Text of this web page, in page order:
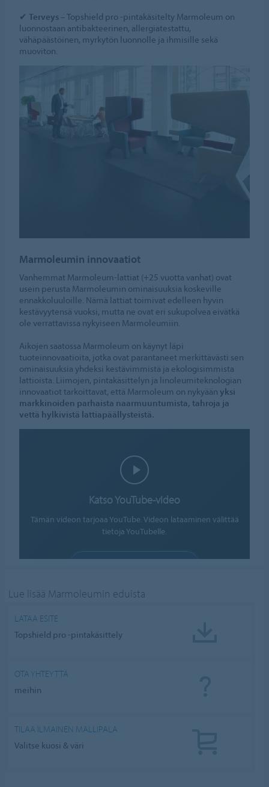
✔Terveys – Topshield pro -pintakäsitelty Marmoleum on
luonnostaan antibakteerinen, allergiatestattu,
vähäpäästöinen, myrkytön luonnolle ja ihmisille sekä
muoviton.
Marmoleumin innovaatiot
Vanhemmat Marmoleum-lattiat (+25 vuotta vanhat) ovat
usein perusta Marmoleumin ominaisuuksia koskeville
ennakkoluuloille. Nämä lattiat toimivat edelleen hyvin
kestävyytensä vuoksi, mutta ne ovat eri sukupolvea eivätkä
ole verrattavissa nykyiseen Marmoleumiin.
Aikojen saatossa Marmoleum on käynyt läpi
tuoteinnovaatioita, jotka ovat parantaneet merkittävästi sen
ominaisuuksia yhdeksi kestävimmistä ja ekologisimmista
lattioista. Liimojen, pintakäsittelyn ja linoleumiteknologian
innovaatiot tarkoittavat, että Marmoleum on nykyäänyksi
markkinoiden parhaista naarmuuntumista, tahroja ja
vettä hylkivistä lattiapäällysteistä.
Katso YouTube-video
Tämän videon tarjoaa YouTube. Videon lataaminen välittää
tietoja YouTubelle.
Lue lisää Marmoleumin eduista
LATAA ESITE
Topshield pro -pintakäsittely
OTA YHTEYTTÄ
meihin
TILAA ILMAINEN MALLIPALA
Valitse kuosi & väri